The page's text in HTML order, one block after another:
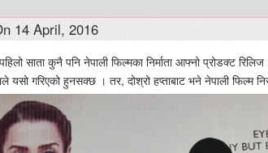
14 April, 2016
साता कुनै पनि नेपाली फिल्मका निर्माता आफ्नो प्रोडक्ट
यसो गरिएको हुनसक्छ । तर, दोश्रो हप्ताबाट भने नेपाली फिल्म